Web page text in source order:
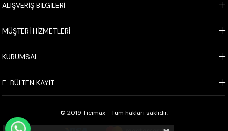
ALIŞVERİŞ BİLGİLERİ
MÜŞTERİ HİZMETLERİ
KURUMSAL
E-BÜLTEN KAYIT
© 2019 Ticimax - Tüm hakları saklıdır.